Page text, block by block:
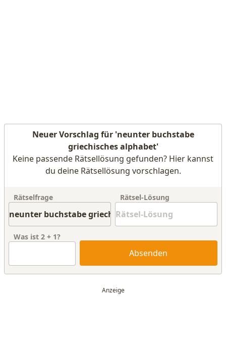
Neuer Vorschlag für 'neunter buchstabe
griechisches alphabet'
Keine passende Rätsellösung gefunden? Hier kannst
du deine Rätsellösung vorschlagen.
Rätselfrage Rätsel-Lösung
Was ist 2 + 1?
Absenden